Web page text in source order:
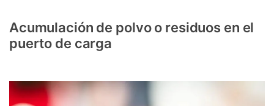
Acumulación de polvo o residuos en el
puerto de carga